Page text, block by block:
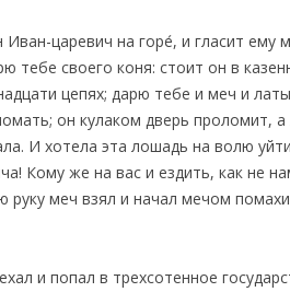
царевич на горе́, и гласит ему
тебе своего коня: стоит он в
цепях; дарю тебе и меч и
он кулаком дверь проломит,
И хотела эта лошадь на волю
Кому же на вас и ездить, как не
руку меч взял и начал мечом
и попал в трехсотенное